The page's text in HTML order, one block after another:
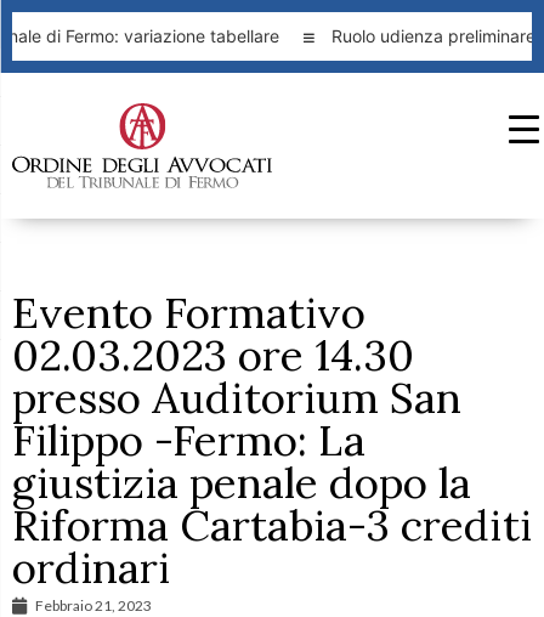
di Fermo: variazione tabellare Ruolo udienza
Evento Formativo
02.03.2023 ore 14.30
presso Auditorium San
Filippo -Fermo: La
giustizia penale dopo la
Riforma Cartabia-3 crediti
ordinari
Febbraio 21, 2023